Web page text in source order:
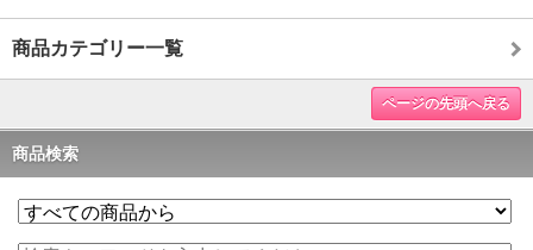
商品カテゴリー一覧
ページの先頭へ戻る
商品検索